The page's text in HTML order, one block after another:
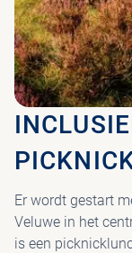
Er wordt gestart
Veluwe in het
is een